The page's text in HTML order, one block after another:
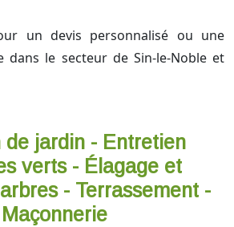
un devis personnalisé ou une
dans le secteur de Sin-le-Noble et
de jardin - Entretien
verts - Élagage et
- Terrassement -
Maçonnerie